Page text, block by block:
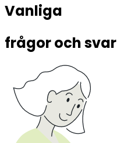
Vanliga
frågor och svar